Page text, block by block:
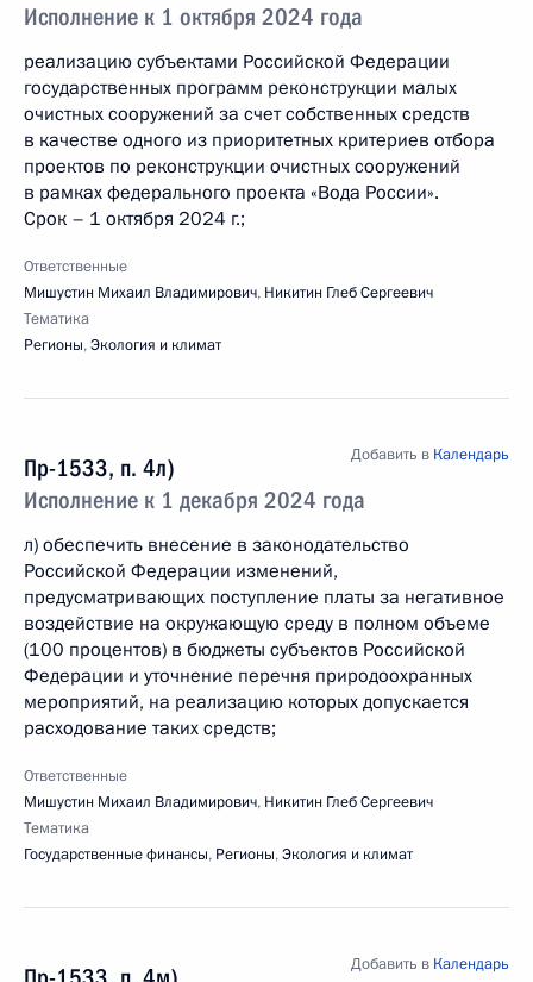
Исполнение к 1 октября 2024 года
реализацию субъектами Российской Федерации
государственных программ реконструкции малых
очистных сооружений за счет собственных средств
в качестве одного из приоритетных критериев отбора
проектов по реконструкции очистных сооружений
в рамках федерального проекта «Вода России».
Срок – 1 октября 2024 г.;
Ответственные
Мишустин Михаил Владимирович, Никитин Глеб Сергеевич
Тематика
Регионы,Экология и климат
Пр-1533, п. 4л)
Исполнение к 1 декабря 2024 года
Добавить в Календарь
л) обеспечить внесение в законодательство
Российской Федерации изменений,
предусматривающих поступление платы за негативное
воздействие на окружающую среду в полном объеме
(100 процентов) в бюджеты субъектов Российской
Федерации и уточнение перечня природоохранных
мероприятий, на реализацию которых допускается
расходование таких средств;
Ответственные
Мишустин Михаил Владимирович, Никитин Глеб Сергеевич
Тематика
Государственные финансы, Регионы,Экология и климат
Добавить в Календарь